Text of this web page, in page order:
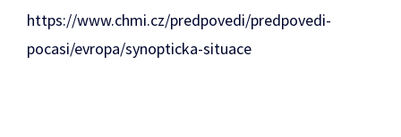
https://www.chmi.cz/predpovedi/predpovedi-
pocasi/evropa/synopticka-situace